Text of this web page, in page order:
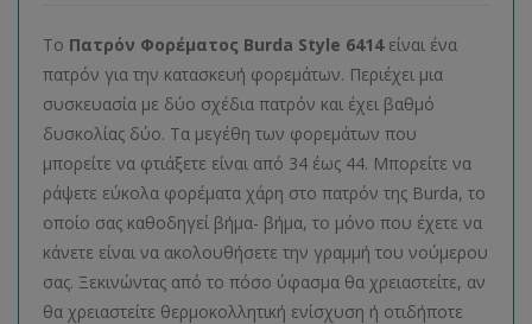
Το Πατρόν Φορέματος Burda Style 6414είναι ένα
πατρόν για την κατασκευή φορεμάτων. Περιέχει μια
συσκευασία με δύο σχέδια πατρόν και έχει βαθμό
δυσκολίας δύο. Τα μεγέθη των φορεμάτων που
μπορείτε να φτιάξετε είναι από 34 έως 44. Μπορείτε να
ράψετε εύκολα φορέματα χάρη στο πατρόν της Burda, το
οποίο σας καθοδηγεί βήμα- βήμα, το μόνο που έχετε να
κάνετε είναι να ακολουθήσετε την γραμμή του νούμερου
σας. Ξεκινώντας από το πόσο ύφασμα θα χρειαστείτε, αν
θα χρειαστείτε θερμοκολλητική ενίσχυση ή οτιδήποτε